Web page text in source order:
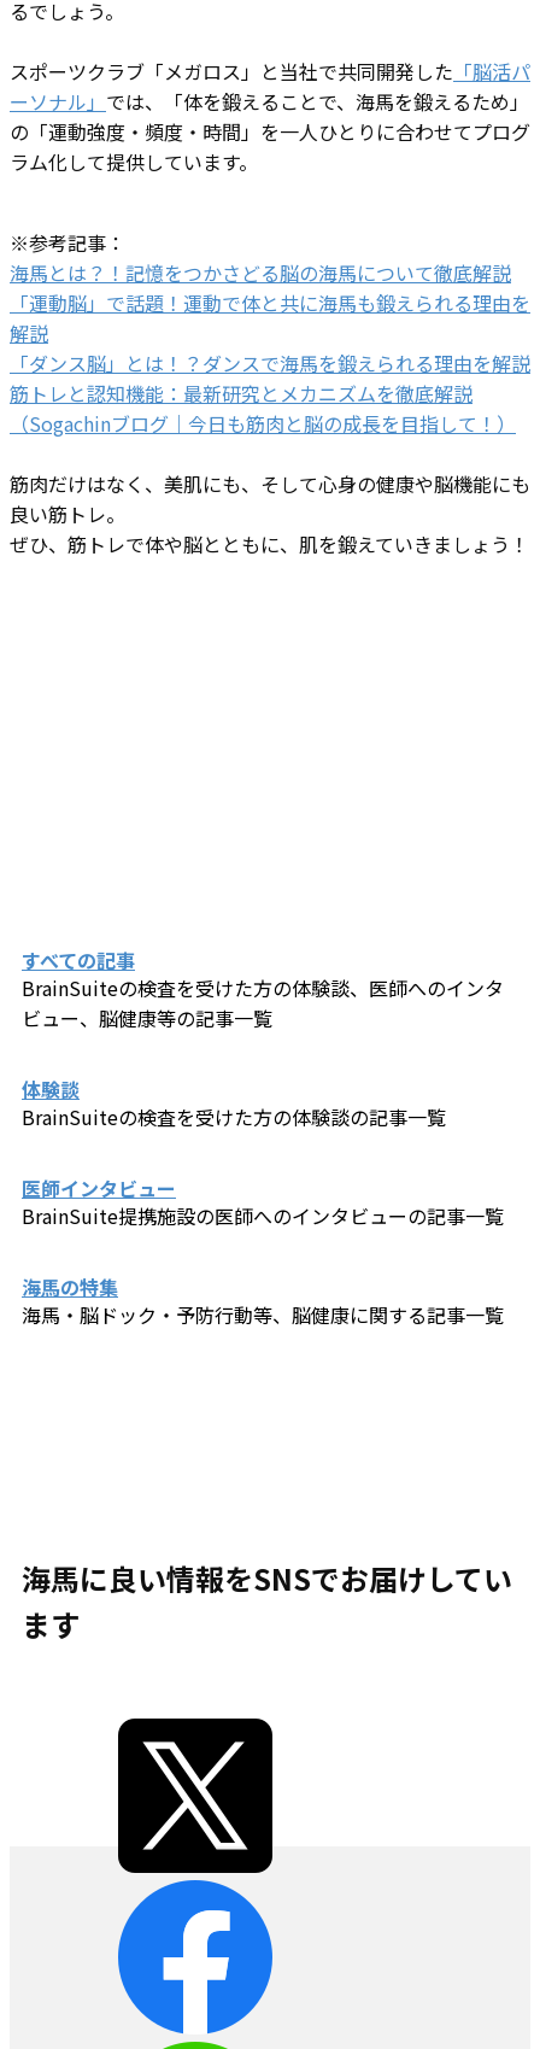
るでしょう。
スポーツクラブ「メガロス」と当社で共同開発した 「脳活パ
ーソナル」 では、「体を鍛えることで、海馬を鍛えるため」
の「運動強度・頻度・時間」を一人ひとりに合わせてプログ
ラム化して提供しています。
※参考記事：
海馬とは？！記憶をつかさどる脳の海馬について徹底解説
「運動脳」で話題！運動で体と共に海馬も鍛えられる理由を
解説
「ダンス脳」とは！？ダンスで海馬を鍛えられる理由を解説
筋トレと認知機能：最新研究とメカニズムを徹底解説
（Sogachinブログ｜今日も筋肉と脳の成長を目指して！）
筋肉だけはなく、美肌にも、そして心身の健康や脳機能にも
良い筋トレ。
ぜひ、筋トレで体や脳とともに、肌を鍛えていきましょう！
すべての記事
BrainSuiteの検査を受けた方の体験談、医師へのインタ
ビュー、​脳健康等の記事一覧
体験談
BrainSuiteの検査を受けた方の体験談の記事一覧
医師インタビュー
BrainSuite提携施設の医師へのインタビューの記事一覧
海馬の特集
海馬・脳ドック・予防行動等、脳健康に関する記事一覧
海馬に良い情報をSNSでお届けしてい
ます